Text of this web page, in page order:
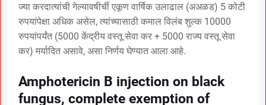
ज्या करदात्यांची गेल्यावषीर्ची एकूण वार्षिक उलाढाल (अअळड) 5 कोटी
रुपयांपेक्षा अधिक असेल, त्यांच्यासाठी कमाल विलंब शुल्क 10000
रुपयांपर्यंत (5000 केंद्रीय वस्तू सेवा कर + 5000 राज्य वस्तू सेवा
कर) मर्यादित असावे, असा निर्णय घेण्यात आला आहे.
Amphotericin B injection on black
fungus, complete exemption of